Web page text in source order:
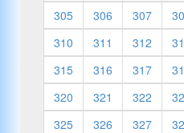
305
306 307
310
311 312
315
316 317
320
321 322
325
326 327